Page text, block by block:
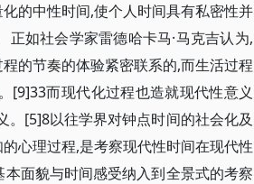
的中性时间,使个人时间具有私密性并
如社会学家雷德哈卡马·马克吉认为,
的节奏的体验紧密联系的,而生活过程
[9]33而现代化过程也造就现代性意义
[5]8以往学界对钟点时间的社会化及
心理过程,是考察现代性时间在现代性
面貌与时间感受纳入到全景式的考察